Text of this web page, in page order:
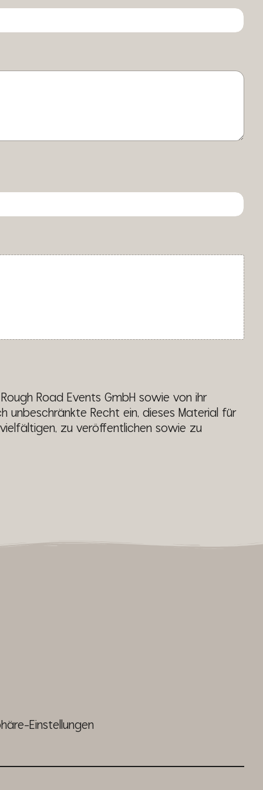
Road Events GmbH sowie von ihr
unbeschränkte Recht ein, dieses Material für
zu veröffentlichen sowie zu
Einstellungen